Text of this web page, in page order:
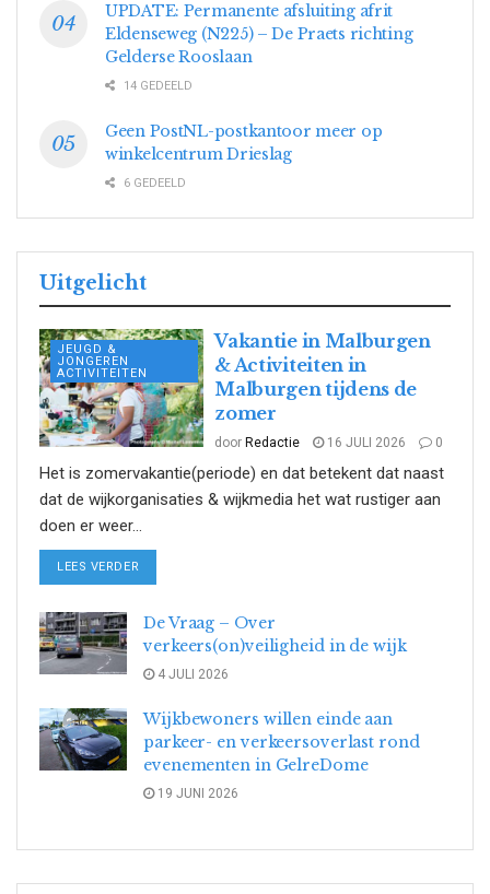
UPDATE: Permanente afsluiting afrit
Eldenseweg (N225) – De Praets richting
Gelderse Rooslaan
14 GEDEELD
Geen PostNL-postkantoor meer op
winkelcentrum Drieslag
6 GEDEELD
Uitgelicht
JEUGD &
JONGEREN
ACTIVITEITEN
Vakantie in Malburgen
& Activiteiten in
Malburgen tijdens de
zomer
door Redactie 16 JULI 2026 0
Het is zomervakantie(periode) en dat betekent dat naast
dat de wijkorganisaties & wijkmedia het wat rustiger aan
doen er weer...
LEES VERDER
De Vraag – Over
verkeers(on)veiligheid in de wijk
4 JULI 2026
Wijkbewoners willen einde aan
parkeer- en verkeersoverlast rond
evenementen in GelreDome
19 JUNI 2026